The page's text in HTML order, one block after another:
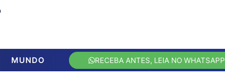
MUNDO RECEBA ANTES, LEIA NO WHATSAPP